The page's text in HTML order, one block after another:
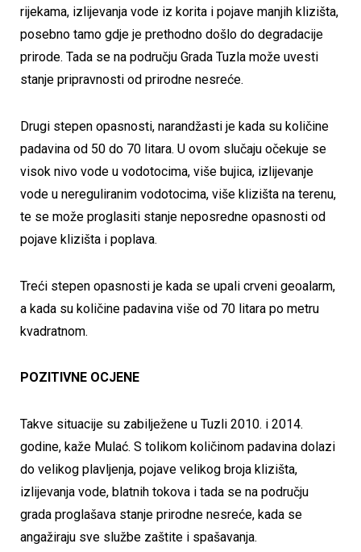
rijekama, izlijevanja vode iz korita i pojave manjih klizišta,
posebno tamo gdje je prethodno došlo do degradacije
prirode. Tada se na području Grada Tuzla može uvesti
stanje pripravnosti od prirodne nesreće.
Drugi stepen opasnosti, narandžasti je kada su količine
padavina od 50 do 70 litara. U ovom slučaju očekuje se
visok nivo vode u vodotocima, više bujica, izlijevanje
vode u nereguliranim vodotocima, više klizišta na terenu,
te se može proglasiti stanje neposredne opasnosti od
pojave klizišta i poplava.
Treći stepen opasnosti je kada se upali crveni geoalarm,
a kada su količine padavina više od 70 litara po metru
kvadratnom.
POZITIVNE OCJENE
Takve situacije su zabilježene u Tuzli 2010. i 2014.
godine, kaže Mulać. S tolikom količinom padavina dolazi
do velikog plavljenja, pojave velikog broja klizišta,
izlijevanja vode, blatnih tokova i tada se na području
grada proglašava stanje prirodne nesreće, kada se
angažiraju sve službe zaštite i spašavanja.